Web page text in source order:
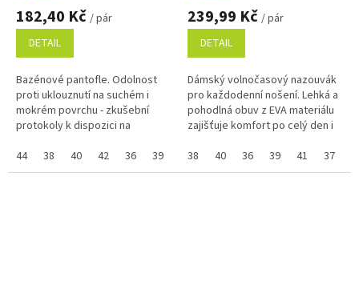
182,40 Kč / pár
DETAIL
Bazénové pantofle. Odolnost
proti uklouznutí na suchém i
mokrém povrchu - zkušební
protokoly k dispozici na
vybrat samostatná velikost
zboží a...
44 38 40 42 36 39 41 43 45 37
239,99 Kč / pár
DETAIL
Dámský volnočasový nazouvák
pro každodenní nošení. Lehká a
pohodlná obuv z EVA materiálu
zajišťuje komfort po celý den i
vrchní části umožňuje...
38 40 36 39 41 37